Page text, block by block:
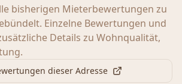
bisherigen Mieterbewertungen zu
Einzelne Bewertungen und
Details zu Wohnqualität,
dieser Adresse